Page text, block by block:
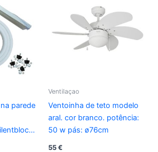
parede
Ventilaçao
Ventoinha de teto modelo
aral. cor branco. potência:
50 w pás: ø76cm
55€